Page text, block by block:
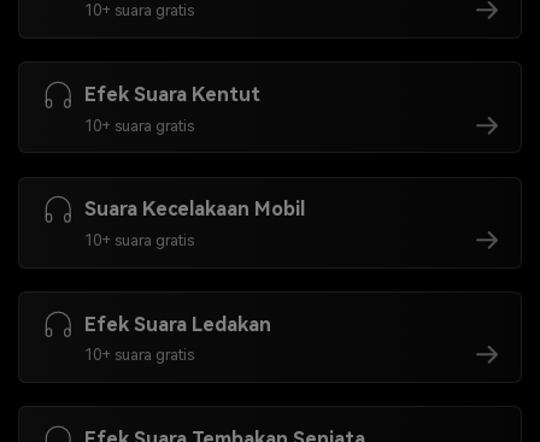
10+ suara gratis
Efek Suara Kentut
10+ suara gratis
Suara Kecelakaan Mobil
10+ suara gratis
Efek Suara Ledakan
10+ suara gratis